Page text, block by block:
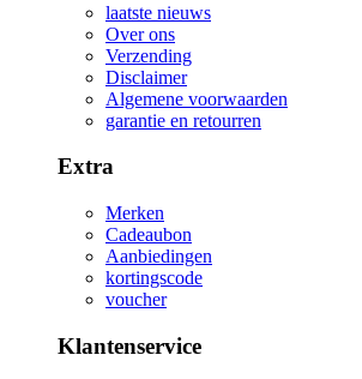
laatste nieuws
Over ons
Verzending
Disclaimer
Algemene voorwaarden
garantie en retourren
Extra
Merken
Cadeaubon
Aanbiedingen
kortingscode
voucher
Klantenservice